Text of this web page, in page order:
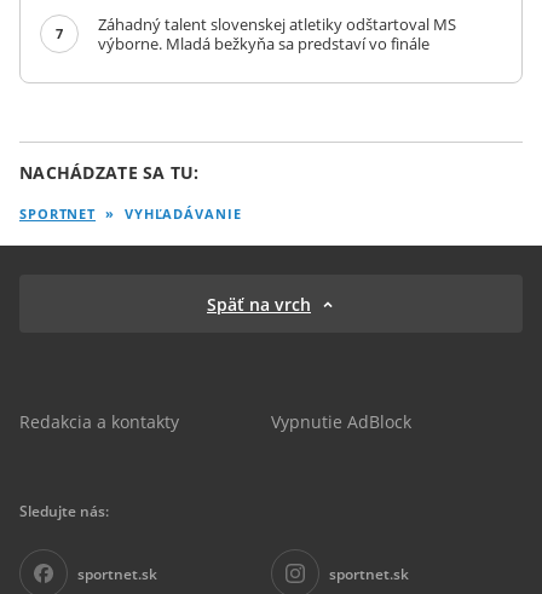
7
Záhadný talent slovenskej atletiky odštartoval MS
výborne. Mladá bežkyňa sa predstaví vo finále
NACHÁDZATE SA TU:
SPORTNET » VYHĽADÁVANIE
Späť na vrch
Redakcia a kontakty Vypnutie AdBlock
Sledujte nás:
sportnet.sk sportnet.sk